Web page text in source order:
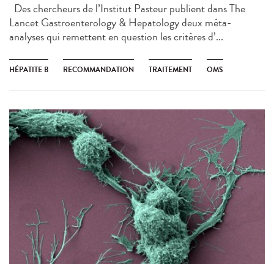
Des chercheurs de l’Institut Pasteur publient dans The
Lancet Gastroenterology & Hepatology deux méta-
analyses qui remettent en question les critères d’...
HÉPATITE B RECOMMANDATION TRAITEMENT OMS